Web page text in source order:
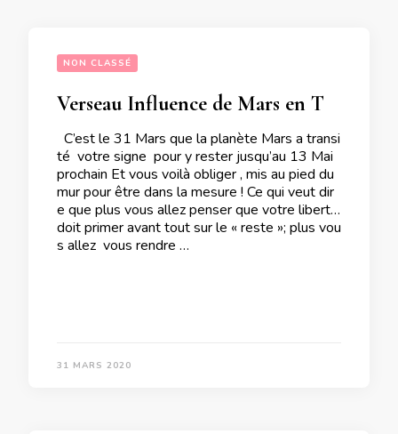
NON CLASSÉ
Verseau Influence de Mars en Transit dans votre signe
C’est le 31 Mars que la planète Mars a transi
té votre signe pour y rester jusqu’au 13 Mai
prochain Et vous voilà obliger , mis au pied du
mur pour être dans la mesure ! Ce qui veut dir
e que plus vous allez penser que votre liberté
doit primer avant tout sur le « reste »; plus vou
s allez vous rendre …
31 MARS 2020